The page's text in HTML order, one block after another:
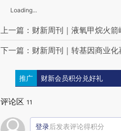
Loading...
上一篇：财新周刊｜液氧甲烷火箭
下一篇：财新周刊｜转基因商业化
推广 财新会员积分兑好礼
评论区 11
登录后发表评论得积分